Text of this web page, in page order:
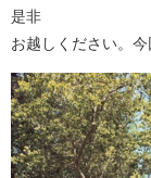
是非
お越しください。